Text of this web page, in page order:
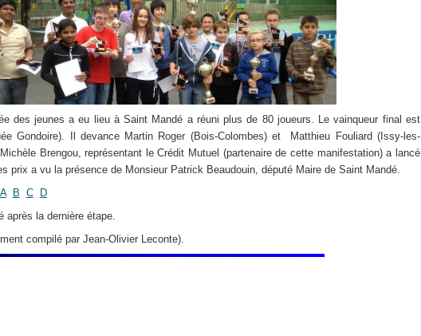
des jeunes a eu lieu à Saint Mandé a réuni plus de 80 joueurs. Le vainqueur final est
Gondoire). Il devance Martin Roger (Bois-Colombes) et Matthieu Fouliard (Issy-les-
Brengou, représentant le Crédit Mutuel (partenaire de cette manifestation) a lancé
prix a vu la présence de Monsieur Patrick Beaudouin, député Maire de Saint Mandé.
A B C
D
après la dernière étape.
compilé par Jean-Olivier Leconte).